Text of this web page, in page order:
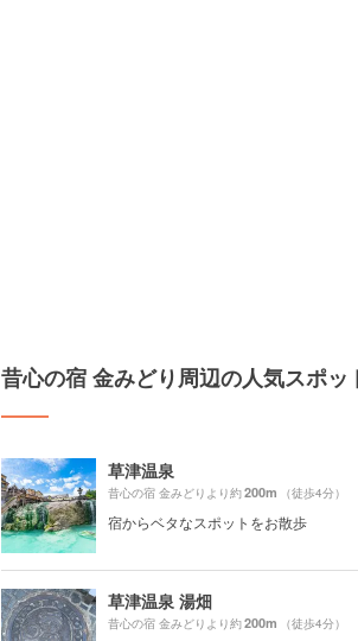
昔心の宿 金みどり周辺の人気スポッ
草津温泉
昔心の宿 金みどりより約200m （徒歩4分）
宿からベタなスポットをお散歩
草津温泉 湯畑
昔心の宿 金みどりより約200m （徒歩4分）